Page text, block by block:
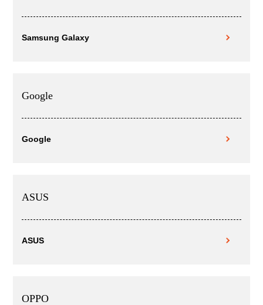
Samsung Galaxy
Google
Google
ASUS
ASUS
OPPO